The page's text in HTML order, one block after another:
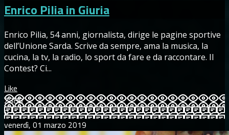
Enrico Pilia in Giuria
Enrico Pilia, 54 anni, giornalista, dirige le pagine sportive
dell’Unione Sarda. Scrive da sempre, ama la musica, la
cucina, la tv, la radio, lo sport da fare e da raccontare. Il
Contest? Ci...
Like
2388
0
venerdì, 01 marzo 2019